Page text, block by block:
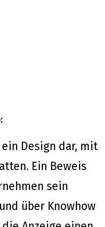
Design dar, mit
Ein Beweis
sein
über Knowhow